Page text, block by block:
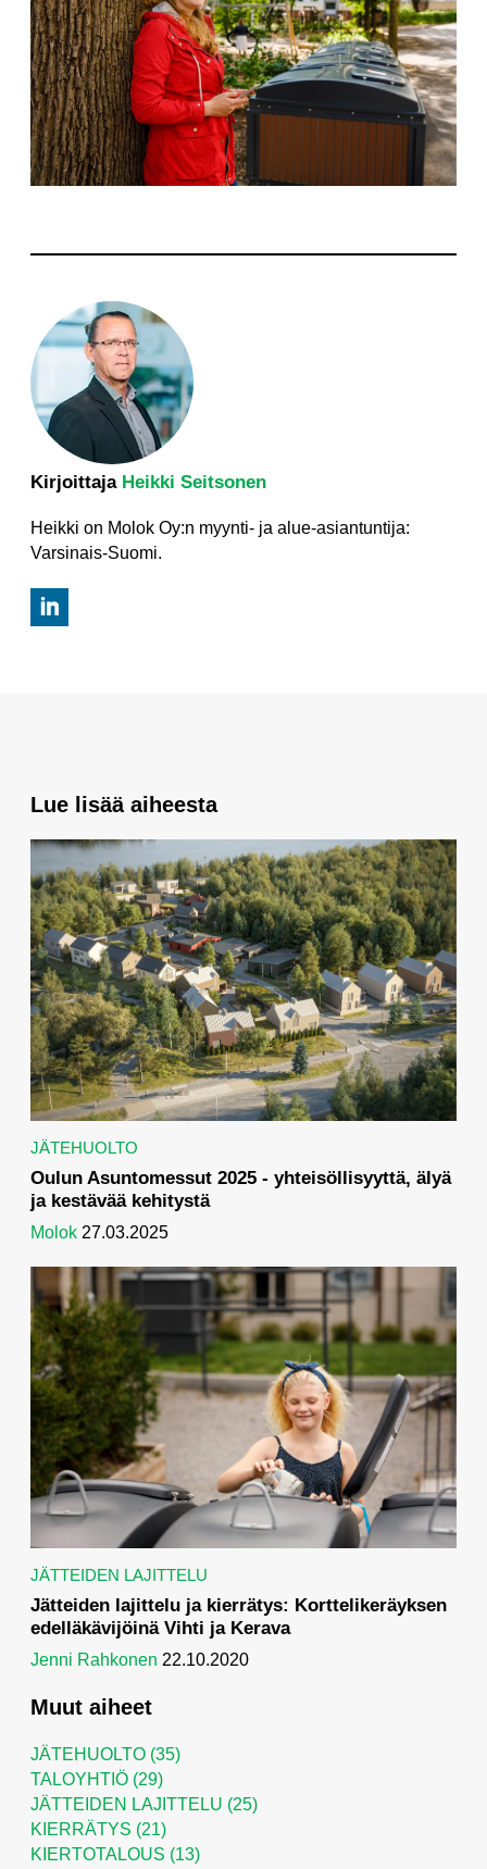
Kirjoittaja Heikki Seitsonen
Heikki on Molok Oy:n myynti- ja alue-asiantuntija:
Varsinais-Suomi.
Lue lisää aiheesta
JÄTEHUOLTO
Oulun Asuntomessut 2025 - yhteisöllisyyttä, älyä
ja kestävää kehitystä
Molok 27.03.2025
JÄTTEIDEN LAJITTELU
Jätteiden lajittelu ja kierrätys: Korttelikeräyksen
edelläkävijöinä Vihti ja Kerava
Jenni Rahkonen 22.10.2020
Muut aiheet
JÄTEHUOLTO (35)
TALOYHTIÖ (29)
JÄTTEIDEN LAJITTELU (25)
KIERRÄTYS (21)
KIERTOTALOUS (13)